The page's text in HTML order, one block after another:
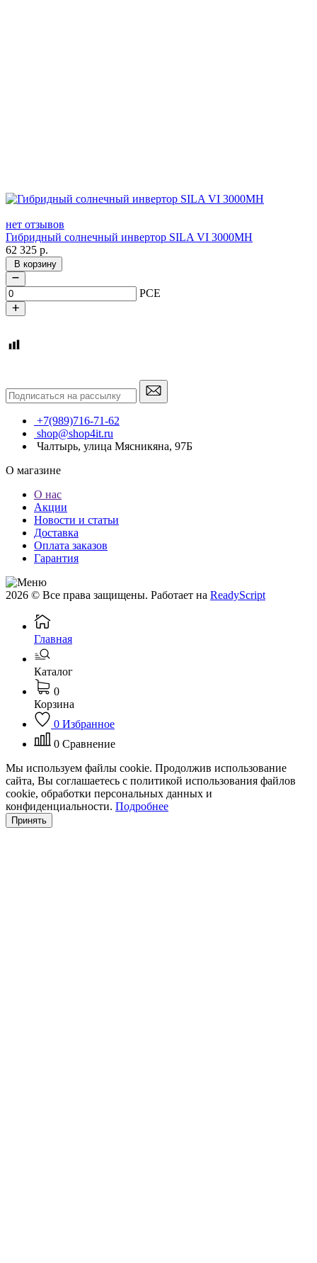
нет отзывов
Гибридный солнечный инвертор SILA VI 3000MH
62 325 р.
В корзину
PCE
+7(989)716-71-62
shop@shop4it.ru
Чалтырь, улица Мясникяна, 97Б
О магазине
О нас
Акции
Новости и статьи
Доставка
Оплата заказов
Гарантия
2026 © Все права защищены. Работает на ReadyScript
Главная
Каталог
0
Корзина
0 Избранное
0 Сравнение
Мы используем файлы cookie. Продолжив использование
сайта, Вы соглашаетесь с политикой использования файлов
cookie, обработки персональных данных и
конфиденциальности. Подробнее
Принять